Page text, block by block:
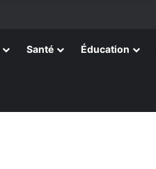
Santé Éducation